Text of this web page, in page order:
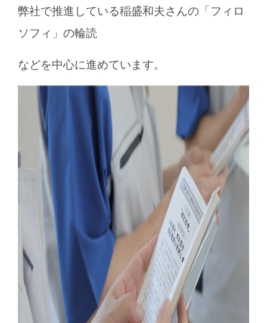
弊社で推進している稲盛和夫さんの「フィロ
ソフィ」の輪読
などを中心に進めています。